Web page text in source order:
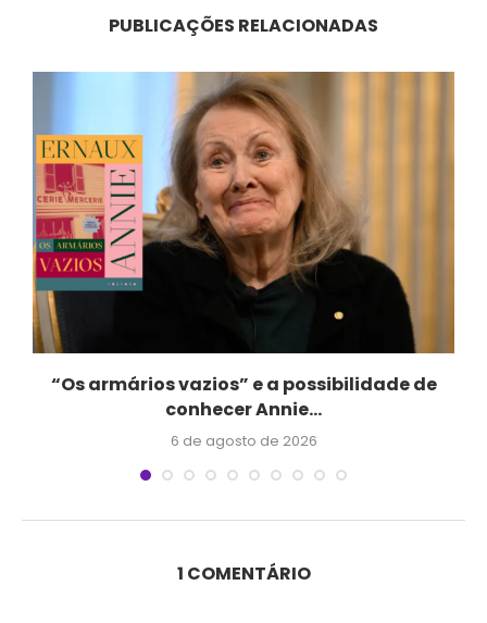
PUBLICAÇÕES RELACIONADAS
“Os armários vazios” e a possibilidade de
conhecer Annie...
6 de agosto de 2026
1 COMENTÁRIO